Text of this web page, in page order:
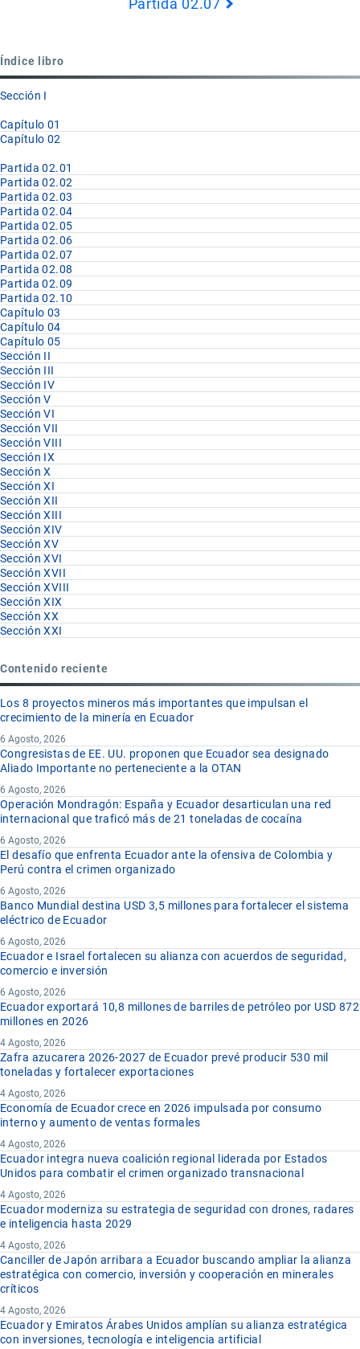
02.06
Índice libro
Sección I
Capítulo 01
Capítulo 02
Partida 02.01
Partida 02.02
Partida 02.03
Partida 02.04
Partida 02.05
Partida 02.06
Partida 02.07
Partida 02.08
Partida 02.09
Partida 02.10
Capítulo 03
Capítulo 04
Capítulo 05
Sección II
Sección III
Sección IV
Sección V
Sección VI
Sección VII
Sección VIII
Sección IX
Sección X
Sección XI
Sección XII
Sección XIII
Sección XIV
Sección XV
Sección XVI
Sección XVII
Sección XVIII
Sección XIX
Sección XX
Sección XXI
Contenido reciente
Los 8 proyectos mineros más importantes que impulsan el
crecimiento de la minería en Ecuador
6 Agosto, 2026
Congresistas de EE. UU. proponen que Ecuador sea designado
Aliado Importante no perteneciente a la OTAN
6 Agosto, 2026
Operación Mondragón: España y Ecuador desarticulan una red
internacional que traficó más de 21 toneladas de cocaína
6 Agosto, 2026
El desafío que enfrenta Ecuador ante la ofensiva de Colombia y
Perú contra el crimen organizado
6 Agosto, 2026
Banco Mundial destina USD 3,5 millones para fortalecer el sistema
eléctrico de Ecuador
6 Agosto, 2026
Ecuador e Israel fortalecen su alianza con acuerdos de seguridad,
comercio e inversión
6 Agosto, 2026
Ecuador exportará 10,8 millones de barriles de petróleo por USD 872
millones en 2026
4 Agosto, 2026
Zafra azucarera 2026-2027 de Ecuador prevé producir 530 mil
toneladas y fortalecer exportaciones
4 Agosto, 2026
Economía de Ecuador crece en 2026 impulsada por consumo
interno y aumento de ventas formales
4 Agosto, 2026
Ecuador integra nueva coalición regional liderada por Estados
Unidos para combatir el crimen organizado transnacional
4 Agosto, 2026
Ecuador moderniza su estrategia de seguridad con drones, radares
e inteligencia hasta 2029
4 Agosto, 2026
Canciller de Japón arribara a Ecuador buscando ampliar la alianza
estratégica con comercio, inversión y cooperación en minerales
críticos
4 Agosto, 2026
Ecuador y Emiratos Árabes Unidos amplían su alianza estratégica
con inversiones, tecnología e inteligencia artificial